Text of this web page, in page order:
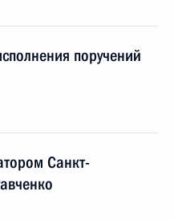
поручений
Санкт-